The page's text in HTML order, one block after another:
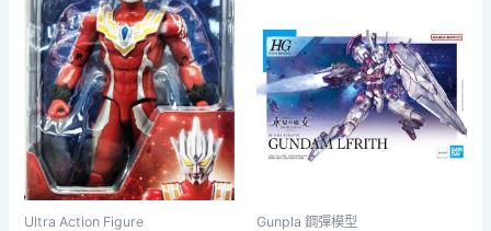
Ultra Action Figure Gunpla 鋼彈模型